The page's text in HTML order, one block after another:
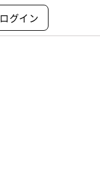
ログイン